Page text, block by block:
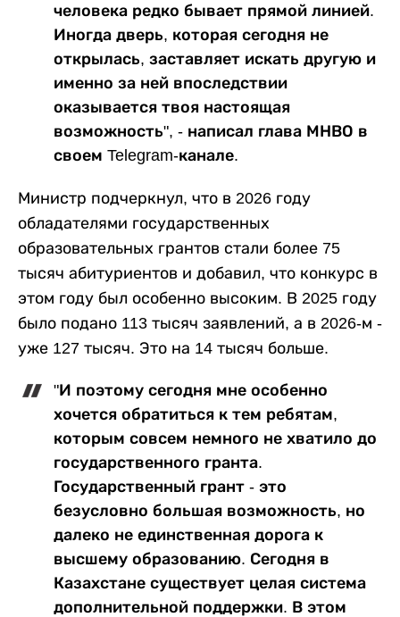
человека редко бывает прямой линией.
Иногда дверь, которая сегодня не
открылась, заставляет искать другую и
именно за ней впоследствии
оказывается твоя настоящая
возможность", - написал глава МНВО в
своем Telegram-канале.
Министр подчеркнул, что в 2026 году
обладателями государственных
образовательных грантов стали более 75
тысяч абитуриентов и добавил, что конкурс в
этом году был особенно высоким. В 2025 году
было подано 113 тысяч заявлений, а в 2026-м -
уже 127 тысяч. Это на 14 тысяч больше.
"И поэтому сегодня мне особенно
хочется обратиться к тем ребятам,
которым совсем немного не хватило до
государственного гранта.
Государственный грант - это
безусловно большая возможность, но
далеко не единственная дорога к
высшему образованию. Сегодня в
Казахстане существует целая система
дополнительной поддержки. В этом